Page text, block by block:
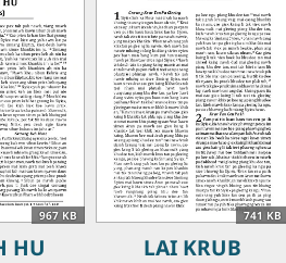
967 KB
HU
741 KB
LAI KRUB